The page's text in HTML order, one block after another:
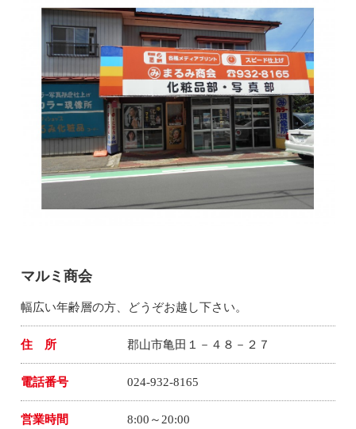
マルミ商会
幅広い年齢層の方、どうぞお越し下さい。
住 所 郡山市亀田１－４８－２７
電話番号 024-932-8165
営業時間 8:00～20:00